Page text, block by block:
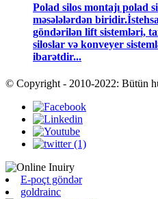
Polad silos montajı polad
məsələlərdən
göndərilən lift sistemləri,
siloslar və konveyer
ibarətdir...
© Copyright - 2010-2022: Bütün
E-poçt göndər
goldrainc